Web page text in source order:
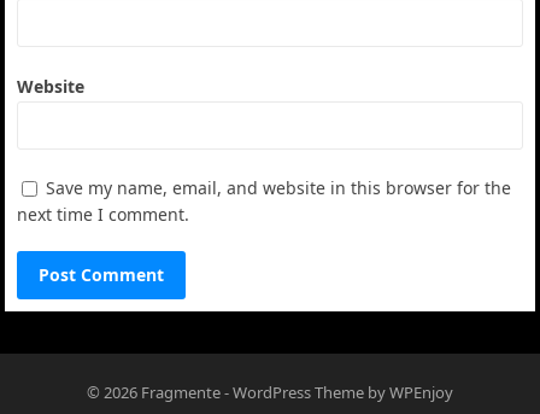
Website
Save my name, email, and website in this browser for the
next time I comment.
© 2026 Fragmente-WordPress Theme byWPEnjoy